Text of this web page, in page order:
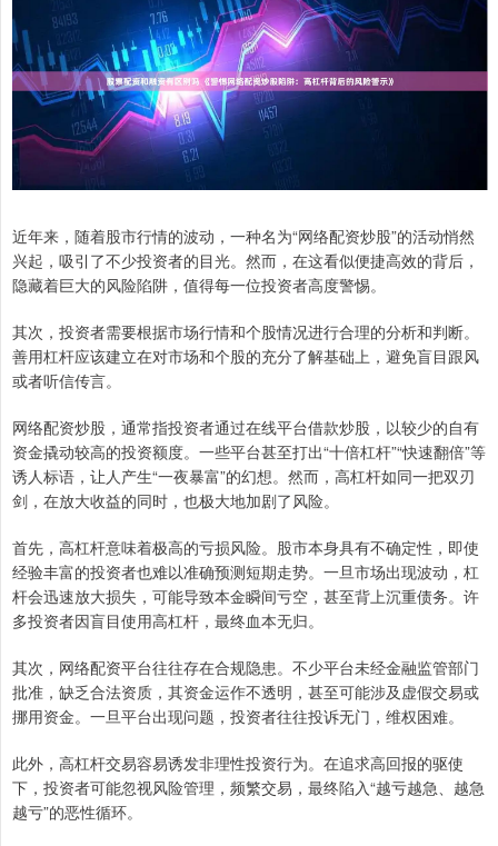
近年来，随着股市行情的波动，一种名为“网络配资炒股”的活动悄然
兴起，吸引了不少投资者的目光。然而，在这看似便捷高效的背后，
隐藏着巨大的风险陷阱，值得每一位投资者高度警惕。
其次，投资者需要根据市场行情和个股情况进行合理的分析和判断。
善用杠杆应该建立在对市场和个股的充分了解基础上，避免盲目跟风
或者听信传言。
网络配资炒股，通常指投资者通过在线平台借款炒股，以较少的自有
资金撬动较高的投资额度。一些平台甚至打出“十倍杠杆”“快速翻倍”等
诱人标语，让人产生“一夜暴富”的幻想。然而，高杠杆如同一把双刃
剑，在放大收益的同时，也极大地加剧了风险。
首先，高杠杆意味着极高的亏损风险。股市本身具有不确定性，即使
经验丰富的投资者也难以准确预测短期走势。一旦市场出现波动，杠
杆会迅速放大损失，可能导致本金瞬间亏空，甚至背上沉重债务。许
多投资者因盲目使用高杠杆，最终血本无归。
其次，网络配资平台往往存在合规隐患。不少平台未经金融监管部门
批准，缺乏合法资质，其资金运作不透明，甚至可能涉及虚假交易或
挪用资金。一旦平台出现问题，投资者往往投诉无门，维权困难。
此外，高杠杆交易容易诱发非理性投资行为。在追求高回报的驱使
下，投资者可能忽视风险管理，频繁交易，最终陷入“越亏越急、越急
越亏”的恶性循环。